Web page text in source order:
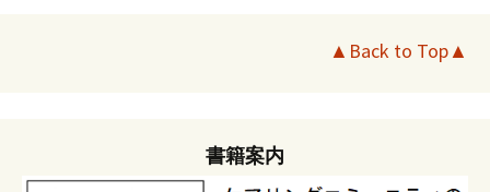
▲Back to Top▲
書籍案内